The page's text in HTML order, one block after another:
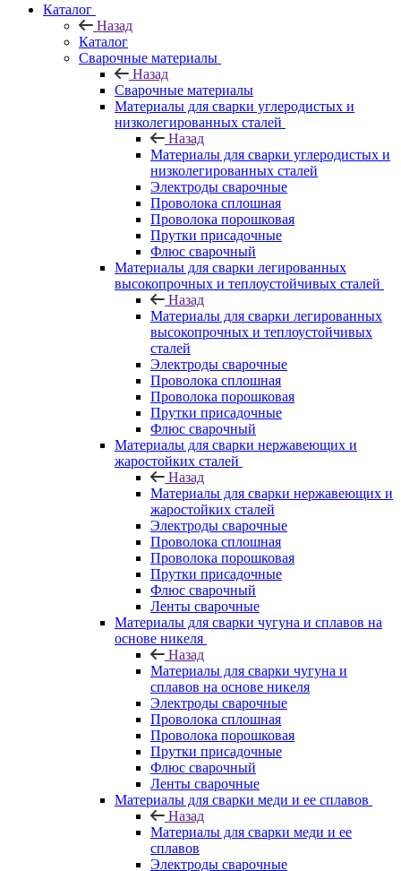
Каталог
Назад
Каталог
Сварочные материалы
Назад
Сварочные материалы
Материалы для сварки углеродистых и
низколегированных сталей
Назад
Материалы для сварки углеродистых и
низколегированных сталей
Электроды сварочные
Проволока сплошная
Проволока порошковая
Прутки присадочные
Флюс сварочный
Материалы для сварки легированных
высокопрочных и теплоустойчивых сталей
Назад
Материалы для сварки легированных
высокопрочных и теплоустойчивых
сталей
Электроды сварочные
Проволока сплошная
Проволока порошковая
Прутки присадочные
Флюс сварочный
Материалы для сварки нержавеющих и
жаростойких сталей
Назад
Материалы для сварки нержавеющих и
жаростойких сталей
Электроды сварочные
Проволока сплошная
Проволока порошковая
Прутки присадочные
Флюс сварочный
Ленты сварочные
Материалы для сварки чугуна и сплавов на
основе никеля
Назад
Материалы для сварки чугуна и
сплавов на основе никеля
Электроды сварочные
Проволока сплошная
Проволока порошковая
Прутки присадочные
Флюс сварочный
Ленты сварочные
Материалы для сварки меди и ее сплавов
Назад
Материалы для сварки меди и ее
сплавов
Электроды сварочные